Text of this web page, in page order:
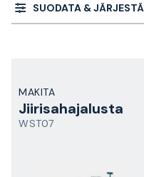
SUODATA & JÄRJESTÄ
MAKITA
Jiirisahajalusta
WST07